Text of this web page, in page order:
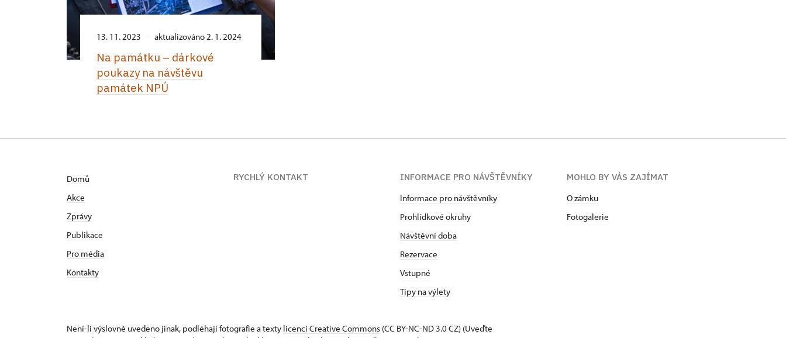
13. 11. 2023 aktualizováno 2. 1. 2024
Na památku –⁠ dárkové
poukazy na návštěvu
památek NPÚ
Domů
Akce
Zprávy
Publikace
Pro média
Kontakty
RYCHLÝ KONTAKT
INFORMACE PRO NÁVŠTĚVNÍKY
Informace pro návštěvníky
Prohlídkové okruhy
Návštěvní doba
Rezervace
Vstupné
Tipy na výlety
MOHLO BY VÁS ZAJÍMAT
O zámku
Fotogalerie
Není-li výslovně uvedeno jinak, podléhají fotografie a texty licenci Creative Commons (CC BY-NC-ND 3.0 CZ) (Uveďte